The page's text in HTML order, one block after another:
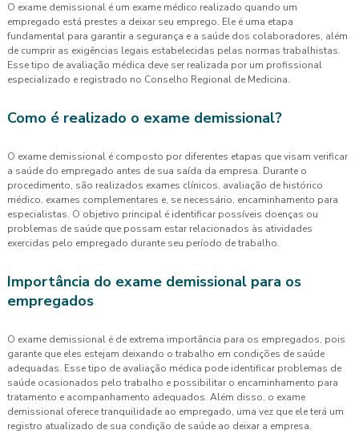
O exame demissional é um exame médico realizado quando um
empregado está prestes a deixar seu emprego. Ele é uma etapa
fundamental para garantir a segurança e a saúde dos colaboradores, além
de cumprir as exigências legais estabelecidas pelas normas trabalhistas.
Esse tipo de avaliação médica deve ser realizada por um profissional
especializado e registrado no Conselho Regional de Medicina.
Como é realizado o exame demissional?
O exame demissional é composto por diferentes etapas que visam verificar
a saúde do empregado antes de sua saída da empresa. Durante o
procedimento, são realizados exames clínicos, avaliação de histórico
médico, exames complementares e, se necessário, encaminhamento para
especialistas. O objetivo principal é identificar possíveis doenças ou
problemas de saúde que possam estar relacionados às atividades
exercidas pelo empregado durante seu período de trabalho.
Importância do exame demissional para os
empregados
O exame demissional é de extrema importância para os empregados, pois
garante que eles estejam deixando o trabalho em condições de saúde
adequadas. Esse tipo de avaliação médica pode identificar problemas de
saúde ocasionados pelo trabalho e possibilitar o encaminhamento para
tratamento e acompanhamento adequados. Além disso, o exame
demissional oferece tranquilidade ao empregado, uma vez que ele terá um
registro atualizado de sua condição de saúde ao deixar a empresa.